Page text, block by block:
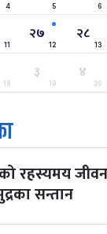
Mar 8, 2027
Mar 9, 2027
2027
2027
4 5 6
11
२७
12
२८
13
18
३
19
४
20
रहस्यमय
सन्तान